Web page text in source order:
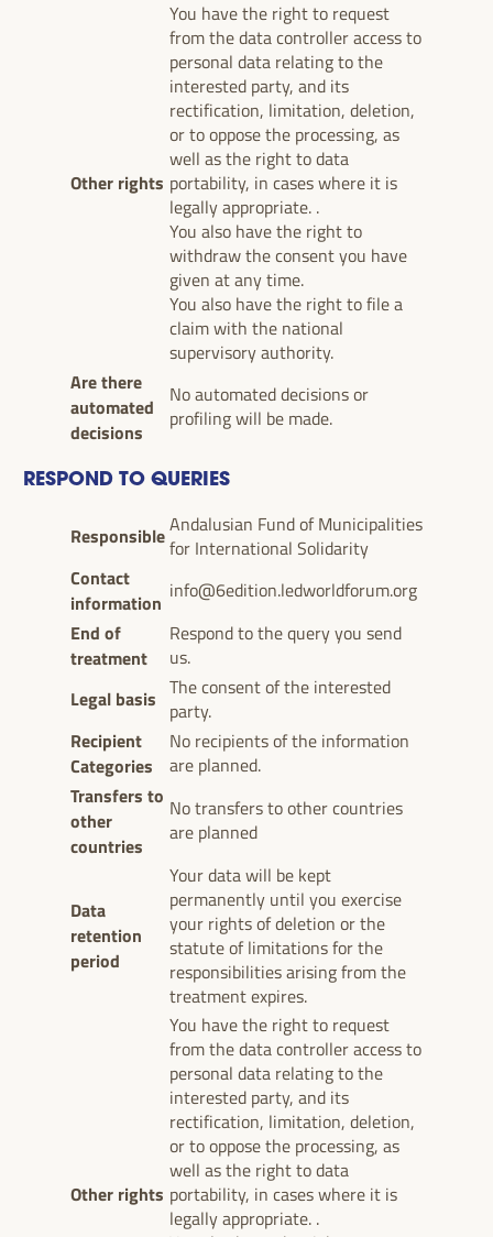
Other rights
You have the right to request
from the data controller access to
personal data relating to the
interested party, and its
rectification, limitation, deletion,
or to oppose the processing, as
well as the right to data
portability, in cases where it is
legally appropriate. .
You also have the right to
withdraw the consent you have
given at any time.
You also have the right to file a
claim with the national
supervisory authority.
Are there
automated
decisions
No automated decisions or
profiling will be made.
RESPOND TO QUERIES
ResponsibleAndalusian Fund of Municipalities
for International Solidarity
Contact
information info@6edition.ledworldforum.org
End of
treatment
Respond to the query you send
us.
Legal basis The consent of the interested
party.
Recipient
Categories
No recipients of the information
are planned.
Transfers to
other
countries
No transfers to other countries
are planned
Data
retention
period
Your data will be kept
permanently until you exercise
your rights of deletion or the
statute of limitations for the
responsibilities arising from the
treatment expires.
Other rights
You have the right to request
from the data controller access to
personal data relating to the
interested party, and its
rectification, limitation, deletion,
or to oppose the processing, as
well as the right to data
portability, in cases where it is
legally appropriate. .